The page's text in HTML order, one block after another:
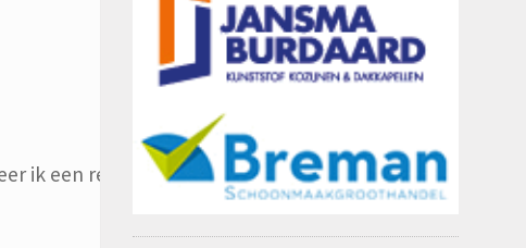
ik een reactie plaats.